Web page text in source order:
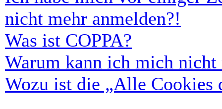
nicht mehr anmelden?!
Was ist COPPA?
Warum kann ich mich nicht
Wozu ist die „Alle Cookies